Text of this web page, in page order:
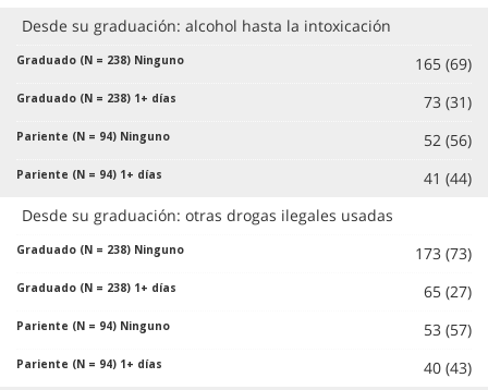
Desde su graduación: alcohol hasta la intoxicación
165 (69)
73 (31)
52 (56)
41 (44)
Desde su graduación: otras drogas ilegales usadas
173 (73)
65 (27)
53 (57)
40 (43)